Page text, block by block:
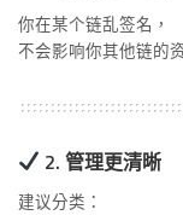
你在某个链乱签名，
不会影响你其他链的
2. 管理更清晰
建议分类：